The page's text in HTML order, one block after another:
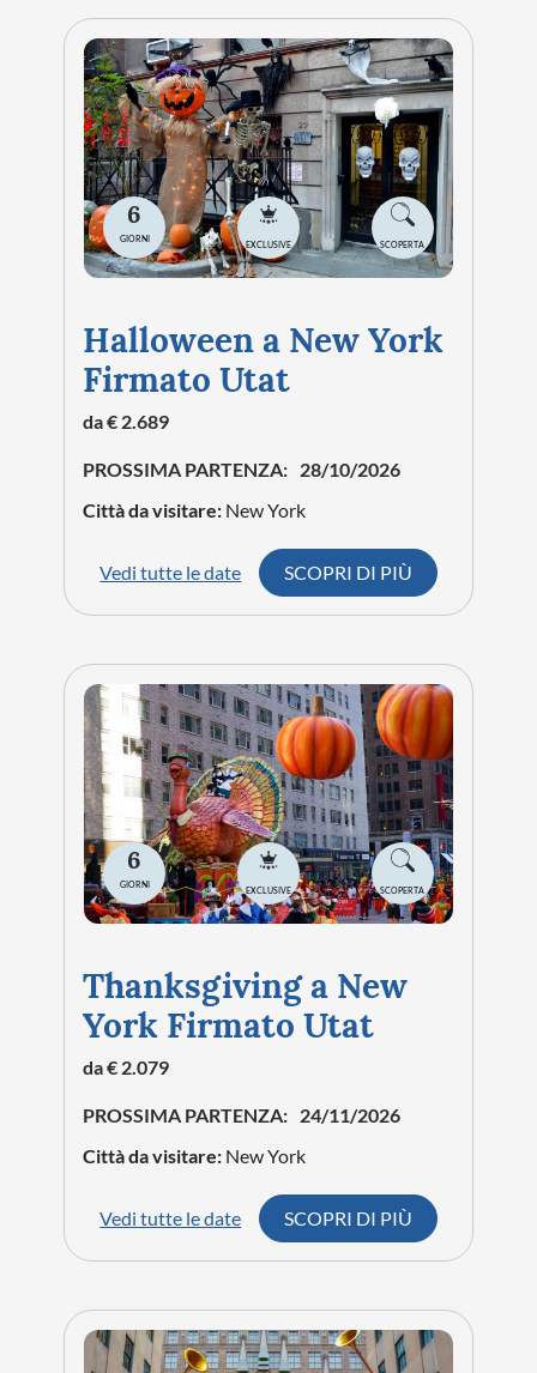
6
GIORNI
EXCLUSIVE SCOPERTA
Halloween a New York
Firmato Utat
da € 2.689
PROSSIMA PARTENZA: 28/10/2026
Città da visitare: New York
Vedi tutte le date SCOPRI DI PIÙ
6
GIORNI
EXCLUSIVE SCOPERTA
Thanksgiving a New
York Firmato Utat
da € 2.079
PROSSIMA PARTENZA: 24/11/2026
Città da visitare: New York
Vedi tutte le date SCOPRI DI PIÙ